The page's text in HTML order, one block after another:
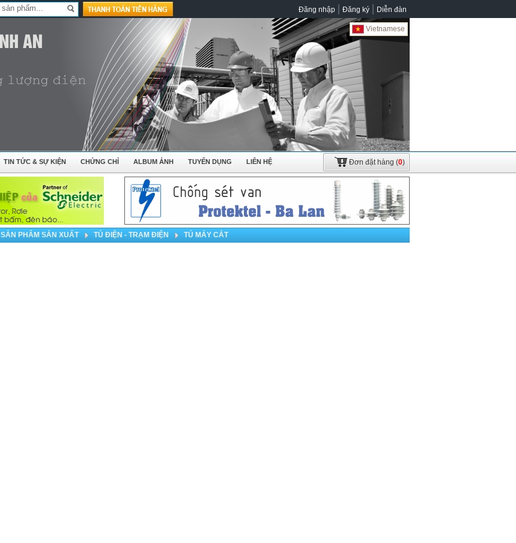
Diễn đàn
Đăng ký
Đăng nhập
Vietnamese
TIN TỨC & SỰ KIỆN CHỨNG CHỈ ALBUM ẢNH TUYỂN DỤNG LIÊN HỆ Đơn đặt hàng (0)
SẢN PHẨM SẢN XUẤT TỦ ĐIỆN - TRẠM ĐIỆN TỦ MÁY CẮT